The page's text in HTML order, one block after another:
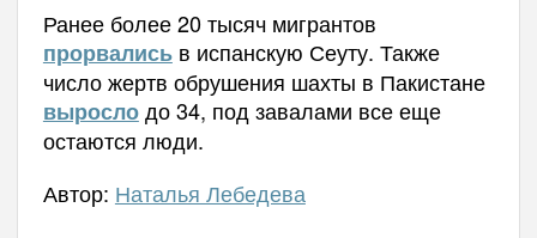
Ранее более 20 тысяч мигрантов
прорвались в испанскую Сеуту. Также
число жертв обрушения шахты в Пакистане
вырослодо 34, под завалами все еще
остаются люди.
Автор: Наталья Лебедева